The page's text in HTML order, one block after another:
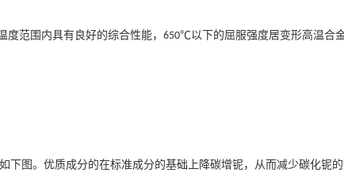
度范围内具有良好的综合性能， 650℃以下的屈服强度居变形高温合
如下图。 优质成分的在标准成分的基础上降碳增铌，从而减少碳化铌